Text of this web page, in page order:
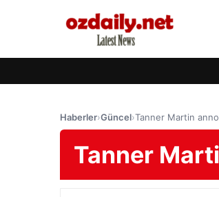
Haberler›Güncel›Tanner Martin
Tanner